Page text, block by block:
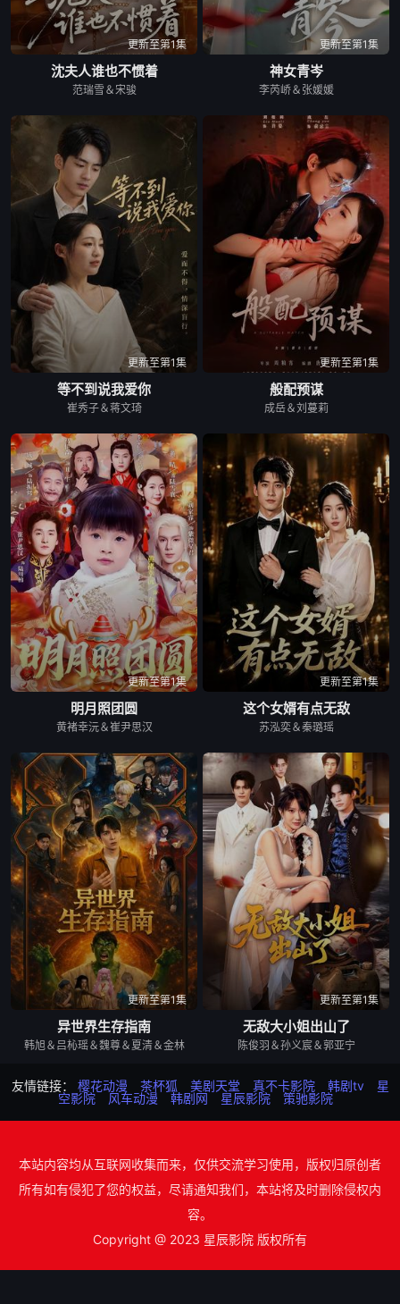
更新至第1集
沈夫人谁也不惯着
范瑞雪＆宋骏
更新至第1集
神女青岑
李芮峤＆张媛媛
更新至第1集
等不到说我爱你
崔秀子＆蒋文琦
更新至第1集
般配预谋
成岳＆刘蔓莉
更新至第1集
明月照团圆
黄褚幸沅＆崔尹思汉
更新至第1集
这个女婿有点无敌
苏泓奕＆秦璐瑶
更新至第1集
异世界生存指南
韩旭＆吕杺瑶＆魏尊＆夏清＆金林
更新至第1集
无敌大小姐出山了
陈俊羽＆孙义宸＆郭亚宁
友情链接： 樱花动漫 茶杯狐 美剧天堂 真不卡影院 韩剧tv
星
空影院
风车动漫 韩剧网 星辰影院 策驰影院
本站内容均从互联网收集而来，仅供交流学习使用，版权归原创者
所有如有侵犯了您的权益，尽请通知我们，本站将及时删除侵权内
容。
Copyright @ 2023 星辰影院 版权所有